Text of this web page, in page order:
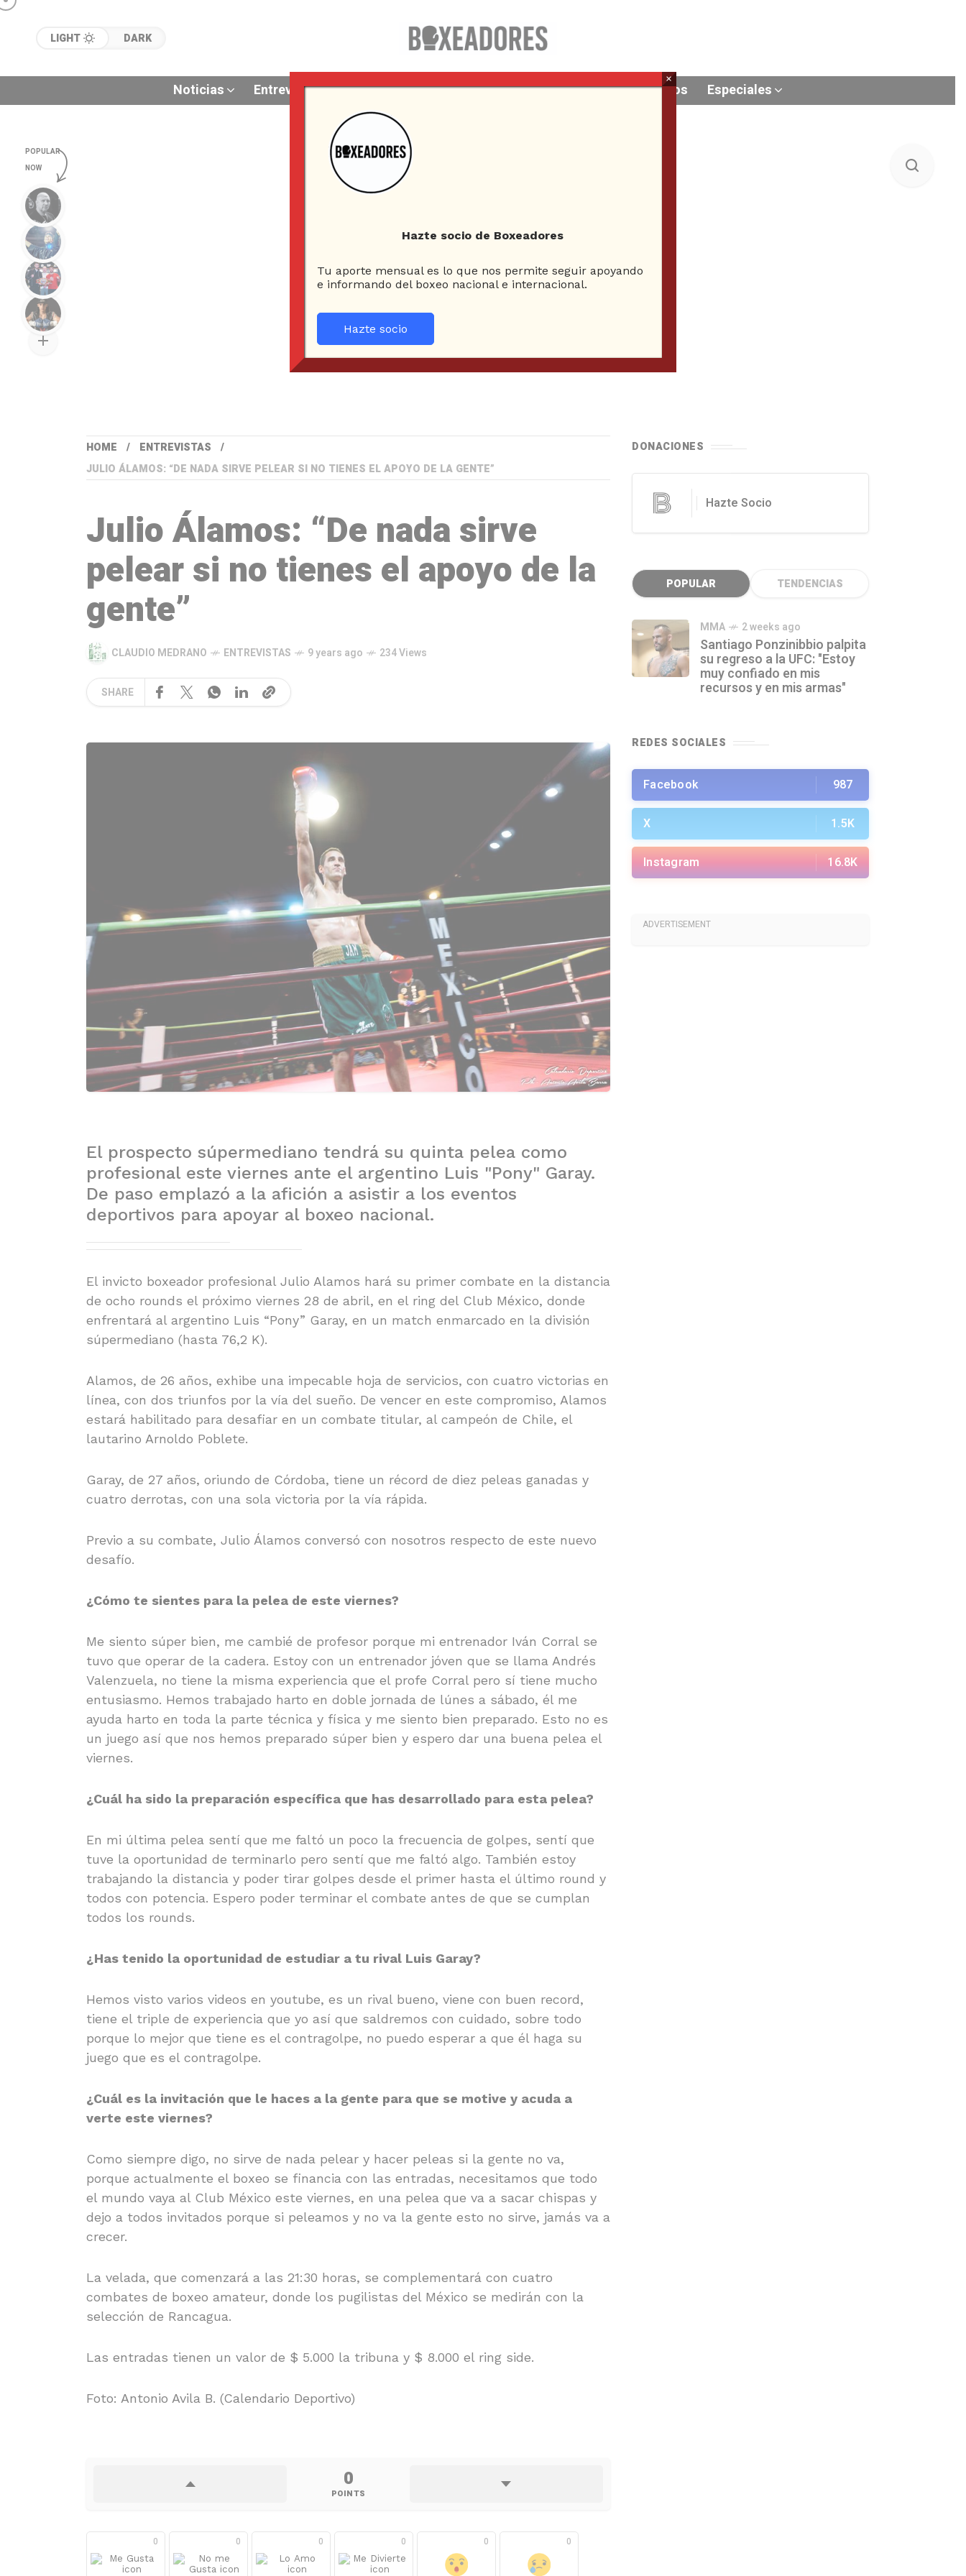
LIGHT DARK
Noticias Entrevistas Columnas Box Clásico Esquina Neutral Videos Especiales
HOME
ENTREVISTAS
JULIO ÁLAMOS: “DE NADA SIRVE PELEAR SI NO TIENES EL APOYO DE LA GENTE”
Julio Álamos: “De nada sirve
pelear si no tienes el apoyo de la
gente”
CLAUDIO MEDRANO ENTREVISTAS 9 years ago 234 Views
SHARE
El prospecto súpermediano tendrá su quinta pelea como
profesional este viernes ante el argentino Luis "Pony" Garay.
De paso emplazó a la afición a asistir a los eventos
deportivos para apoyar al boxeo nacional.
El invicto boxeador profesional Julio Alamos hará su primer combate en la distancia
de ocho rounds el próximo viernes 28 de abril, en el ring del Club México, donde
enfrentará al argentino Luis “Pony” Garay, en un match enmarcado en la división
súpermediano (hasta 76,2 K).
Alamos, de 26 años, exhibe una impecable hoja de servicios, con cuatro victorias en
línea, con dos triunfos por la vía del sueño. De vencer en este compromiso, Alamos
estará habilitado para desafiar en un combate titular, al campeón de Chile, el
lautarino Arnoldo Poblete.
Garay, de 27 años, oriundo de Córdoba, tiene un récord de diez peleas ganadas y
cuatro derrotas, con una sola victoria por la vía rápida.
Previo a su combate, Julio Álamos conversó con nosotros respecto de este nuevo
desafío.
¿Cómo te sientes para la pelea de este viernes?
Me siento súper bien, me cambié de profesor porque mi entrenador Iván Corral se
tuvo que operar de la cadera. Estoy con un entrenador jóven que se llama Andrés
Valenzuela, no tiene la misma experiencia que el profe Corral pero sí tiene mucho
entusiasmo. Hemos trabajado harto en doble jornada de lúnes a sábado, él me
ayuda harto en toda la parte técnica y física y me siento bien preparado. Esto no es
un juego así que nos hemos preparado súper bien y espero dar una buena pelea el
viernes.
¿Cuál ha sido la preparación específica que has desarrollado para esta pelea?
En mi última pelea sentí que me faltó un poco la frecuencia de golpes, sentí que
tuve la oportunidad de terminarlo pero sentí que me faltó algo. También estoy
trabajando la distancia y poder tirar golpes desde el primer hasta el último round y
todos con potencia. Espero poder terminar el combate antes de que se cumplan
todos los rounds.
¿Has tenido la oportunidad de estudiar a tu rival Luis Garay?
Hemos visto varios videos en youtube, es un rival bueno, viene con buen record,
tiene el triple de experiencia que yo así que saldremos con cuidado, sobre todo
porque lo mejor que tiene es el contragolpe, no puedo esperar a que él haga su
juego que es el contragolpe.
¿Cuál es la invitación que le haces a la gente para que se motive y acuda a
verte este viernes?
Como siempre digo, no sirve de nada pelear y hacer peleas si la gente no va,
porque actualmente el boxeo se financia con las entradas, necesitamos que todo
el mundo vaya al Club México este viernes, en una pelea que va a sacar chispas y
dejo a todos invitados porque si peleamos y no va la gente esto no sirve, jamás va a
crecer.
La velada, que comenzará a las 21:30 horas, se complementará con cuatro
combates de boxeo amateur, donde los pugilistas del México se medirán con la
selección de Rancagua.
Las entradas tienen un valor de $ 5.000 la tribuna y $ 8.000 el ring side.
Foto: Antonio Avila B. (Calendario Deportivo)
0
POINTS
0 0 0 0 0 0
DONACIONES
Hazte Socio
POPULAR TENDENCIAS
MMA 2 weeks ago
Santiago Ponzinibbio palpita
su regreso a la UFC: "Estoy
muy confiado en mis
recursos y en mis armas"
REDES SOCIALES
Facebook 987
X 1.5K
Instagram 16.8K
ADVERTISEMENT
POPULAR
NOW
Hazte socio de Boxeadores
Tu aporte mensual es lo que nos permite seguir apoyando
e informando del boxeo nacional e internacional.
Hazte socio
×